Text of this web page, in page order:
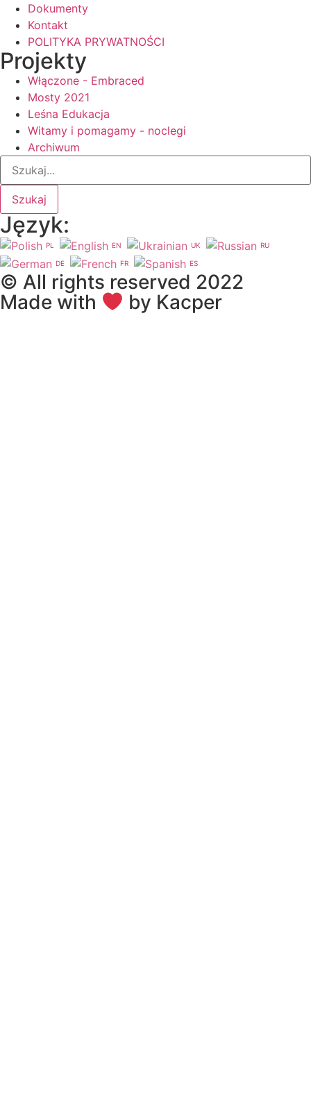
Dokumenty
Kontakt
POLITYKA PRYWATNOŚCI
Projekty
Włączone - Embraced
Mosty 2021
Leśna Edukacja
Witamy i pomagamy - noclegi
Archiwum
Szukaj
Język:
PL EN UK RU
DE FR ES
© All rights reserved 2022
Made with
by Kacper